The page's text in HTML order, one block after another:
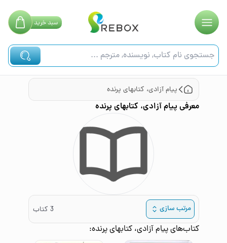
سبدخرید
پیام آزادی، کتابهای پرنده
معرفی پیام آزادی، کتابهای پرنده
مرتب سازی 3 کتاب
کتاب‌هایپیام آزادی، کتابهای پرنده: